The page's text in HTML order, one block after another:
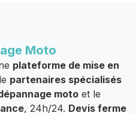
Moto
plateforme de mise en
partenaires spécialisés
moto et le
, 24h/24. Devis ferme